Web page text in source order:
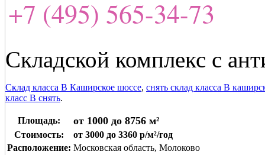
+7 (495) 565-34-73
Складской комплекс с
Склад класса В Каширское шоссе, снять склад класса В
класс В снять.
Площадь: от 1000 до 8756 м²
Стоимость:
от 3000 до 3360 р/м²/год
Расположение: Московская область, Молоково